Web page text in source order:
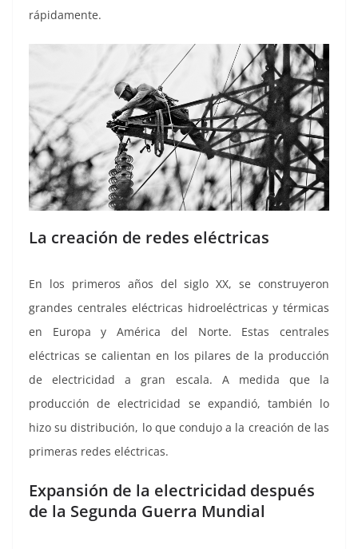
rápidamente.
La creación de redes eléctricas
En los primeros años del siglo XX, se construyeron
grandes centrales eléctricas hidroeléctricas y térmicas
en Europa y América del Norte. Estas centrales
eléctricas se calientan en los pilares de la producción
de electricidad a gran escala. A medida que la
producción de electricidad se expandió, también lo
hizo su distribución, lo que condujo a la creación de las
primeras redes eléctricas.
Expansión de la electricidad después
de la Segunda Guerra Mundial